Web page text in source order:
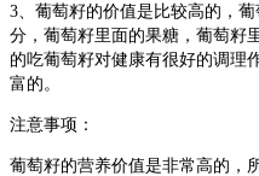
3、葡萄籽的价值是比较高的，
分，葡萄籽里面的果糖，葡萄籽
的吃葡萄籽对健康有很好的调理
富的。
注意事项：
葡萄籽的营养价值是非常高的，